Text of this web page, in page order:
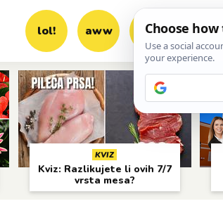
lol! aww vrh! woot?!
KVIZ
Kviz: Razlikujete li ovih 7/7
vrsta mesa?